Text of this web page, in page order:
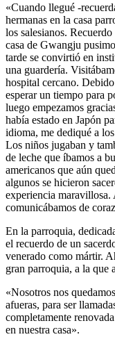
«Cuando llegué -
hermanas en la casa
los salesianos.
casa de Gwangju
tarde se convirtió en
una guardería.
hospital cercano.
esperar un tiempo para
luego empezamos
había estado en Japón
idioma, me dediqué a
Los niños jugaban y
de leche que íbamos a
americanos que aún
algunos se hicieron
experiencia
comunicábamos de
En la parroquia,
el recuerdo de un
venerado como mártir.
gran parroquia, a la que
«Nosotros nos
afueras, para ser
completamente
en nuestra casa».